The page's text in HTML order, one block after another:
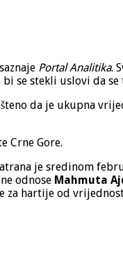
Portal Analitika.
se stekli uslovi da
da je ukupna
Crne Gore.
je sredinom
odnose Mahmuta
za hartije od